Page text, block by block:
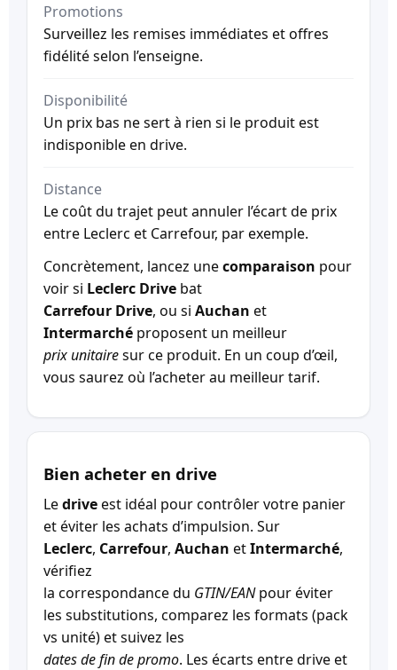
Promotions
Surveillez les remises immédiates et offres
fidélité selon l’enseigne.
Disponibilité
Un prix bas ne sert à rien si le produit est
indisponible en drive.
Distance
Le coût du trajet peut annuler l’écart de prix
entre Leclerc et Carrefour, par exemple.
Concrètement, lancez unecomparaison pour
voir si Leclerc Drive bat
Carrefour Drive, ou si Auchan et
Intermarché proposent un meilleur
prix unitairesur ce produit. En un coup d’œil,
vous saurez où l’acheter au meilleur tarif.
Bien acheter en drive
Ledriveest idéal pour contrôler votre panier
et éviter les achats d’impulsion. Sur
Leclerc, Carrefour, Auchan etIntermarché,
vérifiez
la correspondance du GTIN/EANpour éviter
les substitutions, comparez les formats (pack
vs unité) et suivez les
dates de fin de promo. Les écarts entre drive et